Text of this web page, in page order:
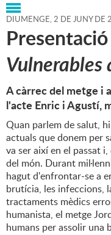
DIUMENGE,2 DE JUNY DE
Vulnerables
A càrrec del metge i
l'acte Enric i Agustí,
Quan parlem de salut,
actuals que donem per
va ser així en el passat
del món. Durant
hagut d'enfrontar-se a
brutícia, les infeccions,
tractaments mèdics
humanista, el metge
humans per assolir una